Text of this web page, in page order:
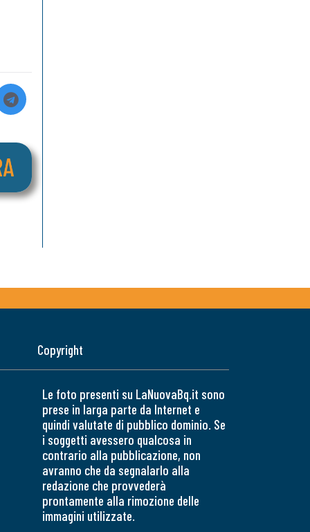
Copyright
Le foto presenti su LaNuovaBq.it sono
prese in larga parte da Internet e
quindi valutate di pubblico dominio. Se
i soggetti avessero qualcosa in
contrario alla pubblicazione, non
avranno che da segnalarlo alla
redazione che provvederà
prontamente alla rimozione delle
immagini utilizzate.